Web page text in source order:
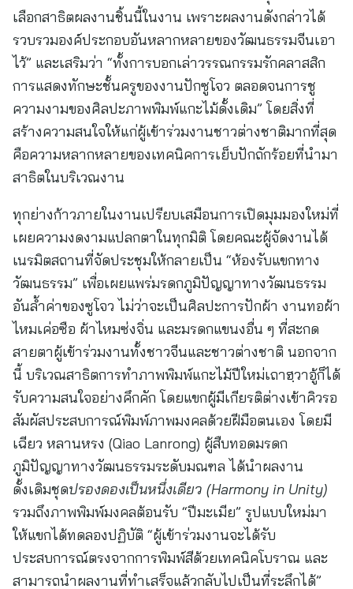
เลือกสาธิตผลงานชิ้นนี้ในงาน เพราะผลงานดังกล่าวได้
รวบรวมองค์ประกอบอันหลากหลายของวัฒนธรรมจีนเอา
ไว้” และเสริมว่า “ทั้งการบอกเล่าวรรณกรรมรักคลาสสิก
การแสดงทักษะชั้นครูของงานปักซูโจว ตลอดจนการชู
ความงามของศิลปะภาพพิมพ์แกะไม้ดั้งเดิม” โดยสิ่งที่
สร้างความสนใจให้แก่ผู้เข้าร่วมงานชาวต่างชาติมากที่สุด
คือความหลากหลายของเทคนิคการเย็บปักถักร้อยที่นำมา
สาธิตในบริเวณงาน
ทุกย่างก้าวภายในงานเปรียบเสมือนการเปิดมุมมองใหม่ที่
เผยความงดงามแปลกตาในทุกมิติ โดยคณะผู้จัดงานได้
เนรมิตสถานที่จัดประชุมให้กลายเป็น “ห้องรับแขกทาง
วัฒนธรรม” เพื่อเผยแพร่มรดกภูมิปัญญาทางวัฒนธรรม
อันล้ำค่าของซูโจว ไม่ว่าจะเป็นศิลปะการปักผ้า งานทอผ้า
ไหมเค่อซือ ผ้าไหมซ่งจิ่น และมรดกแขนงอื่น ๆ ที่สะกด
สายตาผู้เข้าร่วมงานทั้งชาวจีนและชาวต่างชาติ นอกจาก
นี้ บริเวณสาธิตการทำภาพพิมพ์แกะไม้ปีใหม่เถาฮฺวาอู้ก็ได้
รับความสนใจอย่างคึกคัก โดยแขกผู้มีเกียรติต่างเข้าคิวรอ
สัมผัสประสบการณ์พิมพ์ภาพมงคลด้วยฝีมือตนเอง โดยมี
เฉียว หลานหรง (Qiao Lanrong) ผู้สืบทอดมรดก
ภูมิปัญญาทางวัฒนธรรมระดับมณฑล ได้นำผลงาน
ดั้งเดิมชุดปรองดองเป็นหนึ่งเดียว (Harmony in Unity)
รวมถึงภาพพิมพ์มงคลต้อนรับ “ปีมะเมีย” รูปแบบใหม่มา
ให้แขกได้ทดลองปฏิบัติ “ผู้เข้าร่วมงานจะได้รับ
ประสบการณ์ตรงจากการพิมพ์สีด้วยเทคนิคโบราณ และ
สามารถนำผลงานที่ทำเสร็จแล้วกลับไปเป็นที่ระลึกได้”